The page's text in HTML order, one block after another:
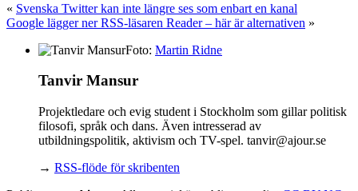
« Svenska Twitter kan inte längre ses som enbart en kanal
Google lägger ner RSS-läsaren Reader – här är alternativen »
Foto: Martin Ridne
Tanvir Mansur
Projektledare och evig student i Stockholm som gillar politisk
filosofi, språk och dans. Även intresserad av
utbildningspolitik, aktivism och TV-spel. tanvir@ajour.se
→ RSS-flöde för skribenten